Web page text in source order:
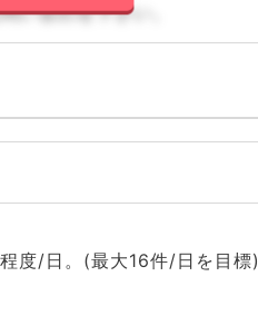
い合わせ下さい。
度/日。(最大16件/日を目標)